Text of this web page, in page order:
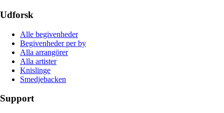
Udforsk
Alle begivenheder
Begivenheder per by
Alla arrangörer
Alla artister
Knislinge
Smedjebacken
Support